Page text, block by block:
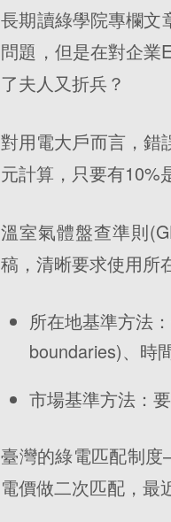
長期讀綠學院專欄文
問題，但是在對企業
了夫人又折兵？
對用電大戶而言，錯
元計算，只要有10%
溫室氣體盤查準則
稿，清晰要求使用所
所在地基準方法
boundaries)、時
市場基準方法：
臺灣的綠電匹配制
電價做二次匹配，最